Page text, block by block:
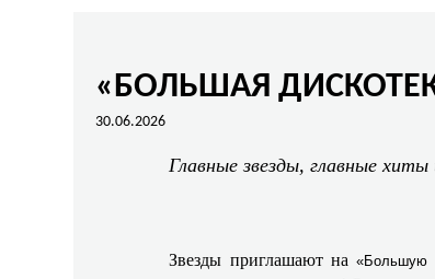
«БОЛЬШАЯ
30.06.2026
Главные звезды, главные
Звезды приглашают на«Большую